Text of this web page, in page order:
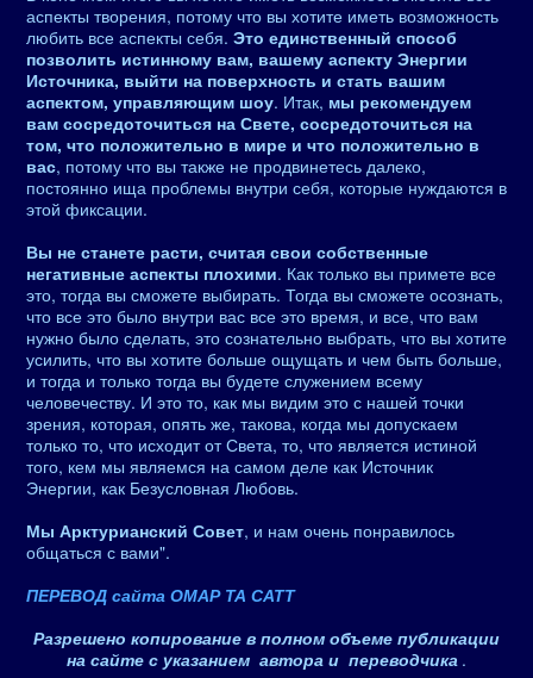
аспекты творения, потому что вы хотите иметь возможность
любить все аспекты себя. Это единственный способ
позволить истинному вам, вашему аспекту Энергии
Источника, выйти на поверхность и стать вашим
аспектом, управляющим шоу. Итак, мы рекомендуем
вам сосредоточиться на Свете, сосредоточиться на
том, что положительно в мире и что положительно в
вас, потому что вы также не продвинетесь далеко,
постоянно ища проблемы внутри себя, которые нуждаются в
этой фиксации.
Вы не станете расти, считая свои собственные
негативные аспекты плохими. Как только вы примете все
это, тогда вы сможете выбирать. Тогда вы сможете осознать,
что все это было внутри вас все это время, и все, что вам
нужно было сделать, это сознательно выбрать, что вы хотите
усилить, что вы хотите больше ощущать и чем быть больше,
и тогда и только тогда вы будете служением всему
человечеству. И это то, как мы видим это с нашей точки
зрения, которая, опять же, такова, когда мы допускаем
только то, что исходит от Света, то, что является истиной
того, кем мы являемся на самом деле как Источник
Энергии, как Безусловная Любовь.
Мы Арктурианский Совет, и нам очень понравилось
общаться с вами".
ПЕРЕВОД сайта ОМАР ТА САТТ
Разрешено копирование в полном объеме публикации
на сайте с указанием автора и переводчика .